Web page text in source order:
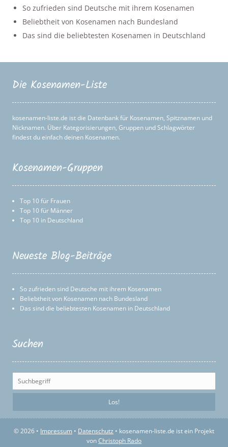
So zufrieden sind Deutsche mit ihrem Kosenamen
Beliebtheit von Kosenamen nach Bundesland
Das sind die beliebtesten Kosenamen in Deutschland
Die Kosenamen-Liste
kosenamen-liste.de ist die Datenbank für Kosenamen, Spitznamen und
Nicknamen. Über Kategorisierungen, Gruppen und Schlagwörter
findest du einfach deinen Kosenamen.
Kosenamen-Gruppen
Top 10 für Frauen
Top 10 für Männer
Top 10 in Deutschland
Neueste Blog-Beiträge
So zufrieden sind Deutsche mit ihrem Kosenamen
Beliebtheit von Kosenamen nach Bundesland
Das sind die beliebtesten Kosenamen in Deutschland
Suchen
© 2026 • Impressum • Datenschutz • kosenamen-liste.de ist ein Projekt
vonChristoph Rado